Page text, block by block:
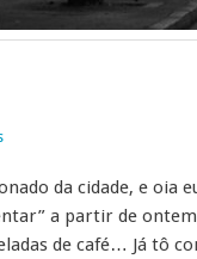
da cidade, e oia
a partir de
de café… Já tô